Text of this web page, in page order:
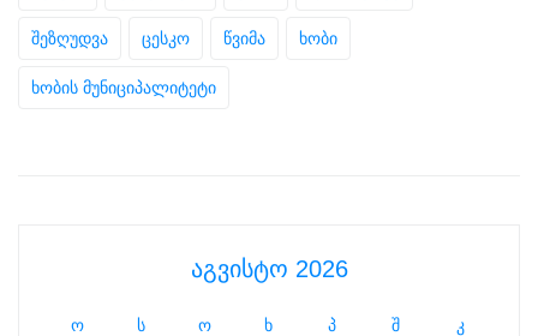
შეზღუდვა ცესკო წვიმა ხობი
ხობის მუნიციპალიტეტი
აგვისტო 2026
ო ს ო ხ პ შ კ